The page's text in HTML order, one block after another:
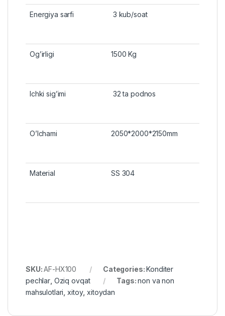
Energiya sarfi 3 kub/soat
Og’irligi 1500 Kg
Ichki sig’imi 32 ta podnos
O’lchami 2050*2000*2150mm
Material SS 304
SKU:AF-HX100 Categories:Konditer
pechlar Oziq ovqat Tags:non va non
mahsulotlari ,xitoy,xitoydan